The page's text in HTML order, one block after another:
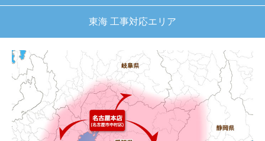
【注文商品】給湯器 【注文時期】2025
年11月頃（モバイルから）
【このショップを選んだ理由は？】
キッチン混合栓に続いて2回目の利用です。価格が
リーズナブルで、HPの構成から見てしっかりして
いる会社だなと思っていたので再度利用。やはり
期待通りにきちんと対応してもらえました。
東海 工事対応エリア